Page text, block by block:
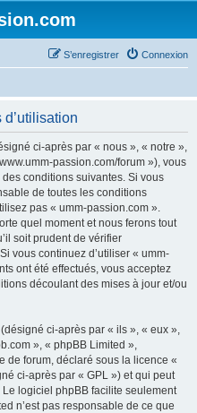
Connexion
S’enregistrer
ci-après par « nous », « notre »,
passion.com/forum »), vous
conditions suivantes. Si vous
de toutes les conditions
pas « umm-passion.com ».
quel moment et nous ferons tout
soit prudent de vérifier
vous continuez d’utiliser « umm-
ont été effectués, vous acceptez
découlant des mises à jour et/ou
ci-après par « ils », « eux »,
», « phpBB Limited »,
de forum, déclaré sous la licence «
ci-après par « GPL ») et qui peut
Le logiciel phpBB facilite seulement
n’est pas responsable de ce que